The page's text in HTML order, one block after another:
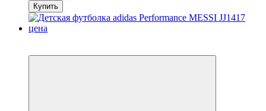
Купить